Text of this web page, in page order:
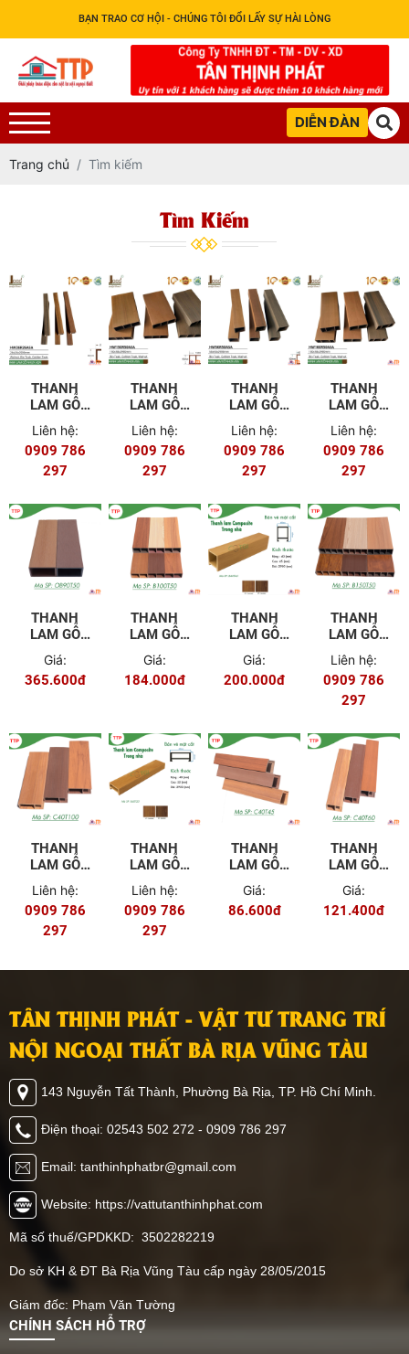
BẠN TRAO CƠ HỘI - CHÚNG TÔI ĐỔI LẤY SỰ HÀI LÒNG
DIỄN ĐÀN
Trang chủ Tìm kiếm
Tìm Kiếm
THANH
LAM GỖ
NHỰA
HW26R26ASA
Liên hệ:
0909 786
297
THANH
LAM GỖ
NHỰA
HW150R50ASA
Liên hệ:
0909 786
297
THANH
LAM GỖ
NHỰA
HW50R50ASA
Liên hệ:
0909 786
297
THANH
LAM GỖ
NHỰA
Liên hệ:
0909 786
297
THANH
LAM GỖ
NHỰA
NGOÀI
TRỜI
Giá:
365.600đ
THANH
LAM GỖ
NHỰA
B100T50
Giá:
184.000đ
THANH
LAM GỖ
NHỰA
B40T45
Giá:
200.000đ
THANH
LAM GỖ
NHỰA
B150T50
Liên hệ:
0909 786
297
THANH
LAM GỖ
C40T100
Liên hệ:
0909 786
297
THANH
LAM GỖ
B40T25
Liên hệ:
0909 786
297
THANH
LAM GỖ
C40T45
Giá:
86.600đ
THANH
LAM GỖ
C40T60
Giá:
121.400đ
TÂN THỊNH PHÁT - VẬT TƯ TRANG TRÍ
NỘI NGOẠI THẤT BÀ RỊA VŨNG TÀU
143 Nguyễn Tất Thành, Phường Bà Rịa, TP. Hồ Chí Minh.
Điện thoại: 02543 502 272 - 0909 786 297
Email: tanthinhphatbr@gmail.com
Website: https://vattutanthinhphat.com
Mã số thuế/GPDKKD: 3502282219
Do sở KH & ĐT Bà Rịa Vũng Tàu cấp ngày 28/05/2015
Giám đốc: Phạm Văn Tường
CHÍNH SÁCH HỖ TRỢ